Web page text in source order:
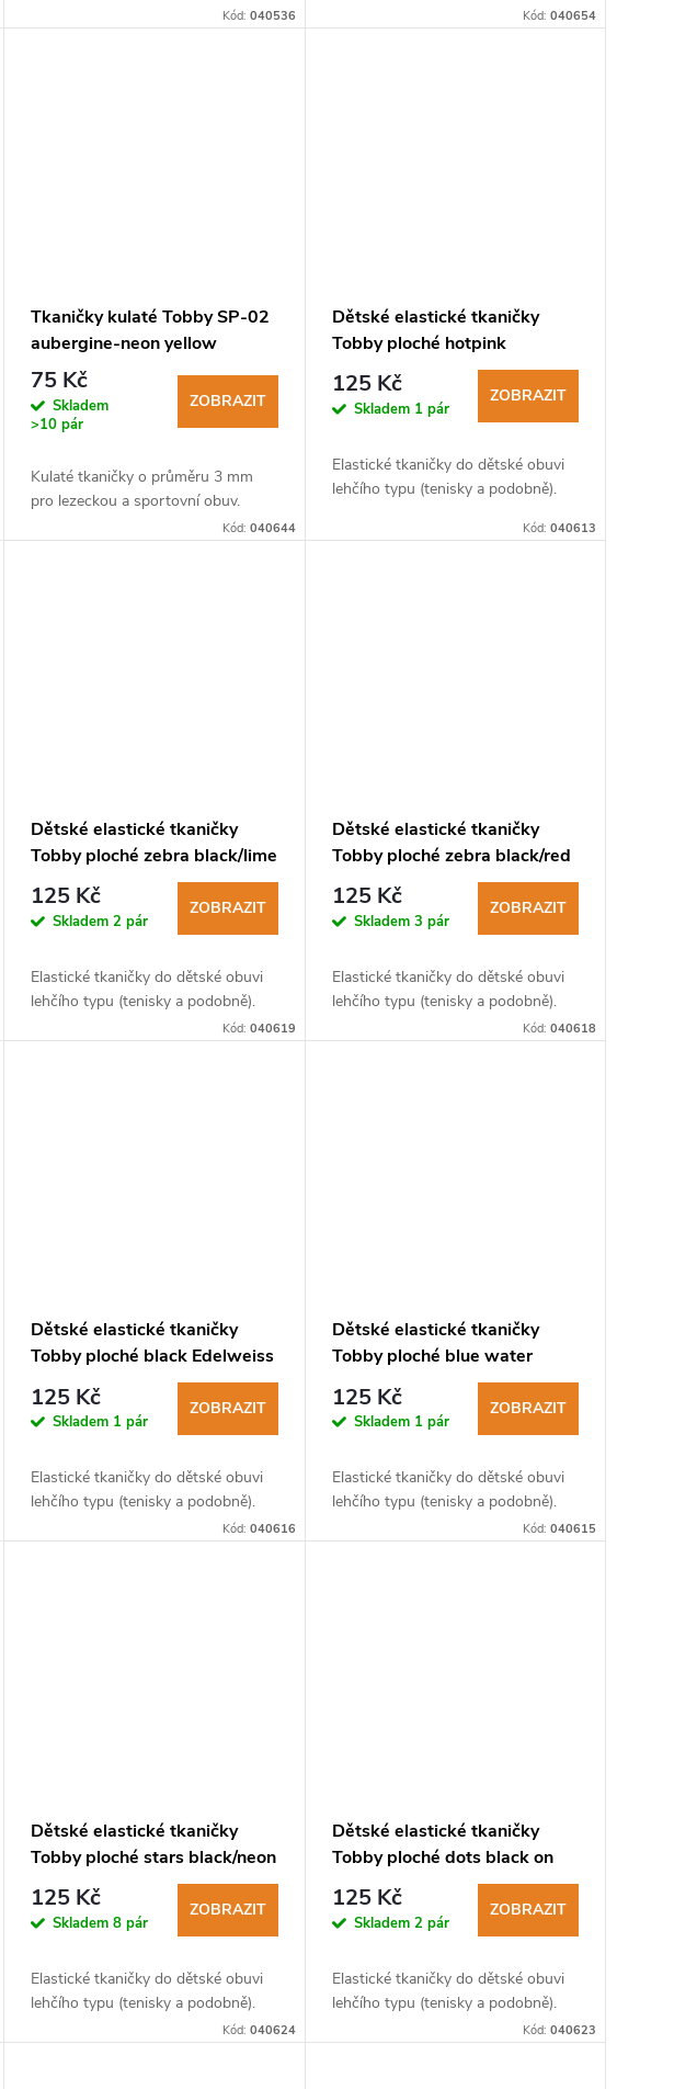
Kód: 040536 Kód: 040654
Tkaničky kulaté Tobby SP-02
aubergine-neon yellow
75 Kč
Skladem
>10 pár
ZOBRAZIT
Kulaté tkaničky o průměru 3 mm
pro lezeckou a sportovní obuv.
Kód: 040644
Dětské elastické tkaničky
Tobby ploché hotpink
125 Kč
Skladem 1 pár
ZOBRAZIT
Elastické tkaničky do dětské obuvi
lehčího typu (tenisky a podobně).
Kód: 040613
Dětské elastické tkaničky
Tobby ploché zebra black/lime
125 Kč
Skladem2 pár
ZOBRAZIT
Elastické tkaničky do dětské obuvi
lehčího typu (tenisky a podobně).
Kód: 040619
Dětské elastické tkaničky
Tobby ploché zebra black/red
125 Kč
Skladem 3 pár
ZOBRAZIT
Elastické tkaničky do dětské obuvi
lehčího typu (tenisky a podobně).
Kód: 040618
Dětské elastické tkaničky
Tobby ploché black Edelweiss
125 Kč
Skladem 1 pár
ZOBRAZIT
Elastické tkaničky do dětské obuvi
lehčího typu (tenisky a podobně).
Kód: 040616
Dětské elastické tkaničky
Tobby ploché blue water
125 Kč
Skladem 1 pár
ZOBRAZIT
Elastické tkaničky do dětské obuvi
lehčího typu (tenisky a podobně).
Kód: 040615
Dětské elastické tkaničky
Tobby ploché stars black/neon
yellow
125 Kč
Skladem8 pár
ZOBRAZIT
Elastické tkaničky do dětské obuvi
lehčího typu (tenisky a podobně).
Kód: 040624
Dětské elastické tkaničky
Tobby ploché dots black on
yellow
125 Kč
Skladem 2 pár
ZOBRAZIT
Elastické tkaničky do dětské obuvi
lehčího typu (tenisky a podobně).
Kód: 040623